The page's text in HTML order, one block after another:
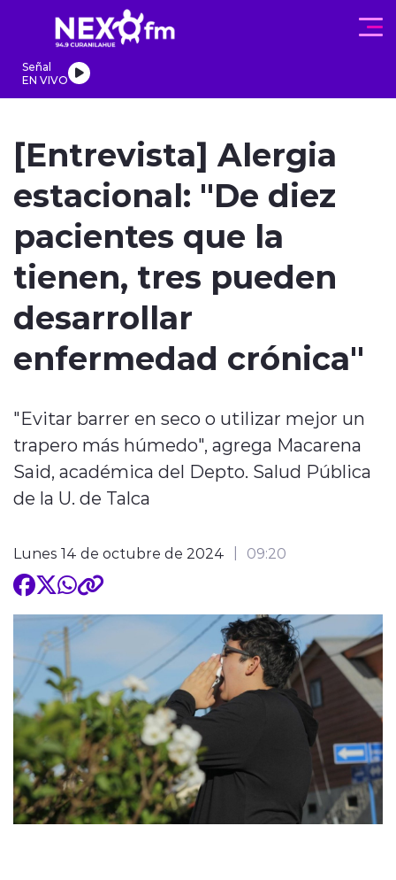
Click acá para ir directamente al contenido
Señal
EN VIVO
modo claro
[Entrevista] Alergia
estacional: "De diez
pacientes que la
tienen, tres pueden
desarrollar
enfermedad crónica"
"Evitar barrer en seco o utilizar mejor un
trapero más húmedo", agrega Macarena
Said, académica del Depto. Salud Pública
de la U. de Talca
Lunes 14 de octubre de 2024 09:20